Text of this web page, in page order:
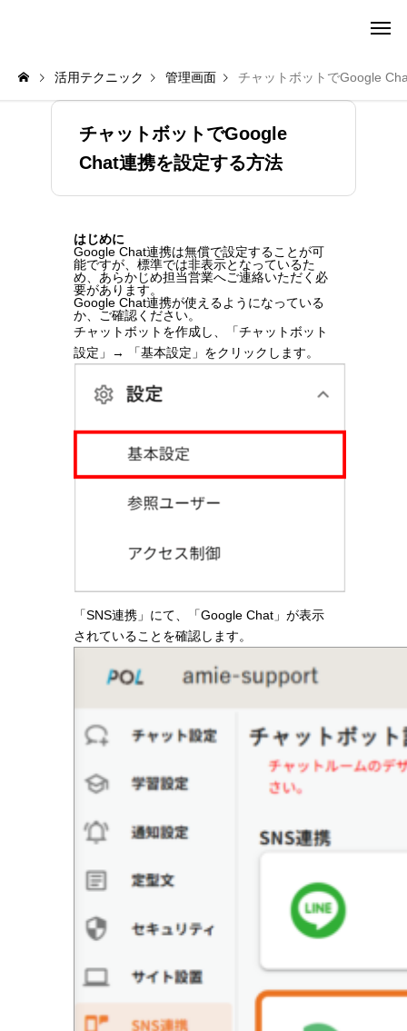
活用テクニック 管理画面 チャットボットでGoogle
チャットボットでGoogle
Chat連携を設定する方法
はじめに
Google Chat連携は無償で設定することが可
能ですが、標準では非表示となっているた
め、あらかじめ担当営業へご連絡いただく必
要があります。
Google Chat連携が使えるようになっている
か、ご確認ください。
チャットボットを作成し、「チャットボット
設定」→ 「基本設定」をクリックします。
「SNS連携」にて、「Google Chat」が表示
されていることを確認します。